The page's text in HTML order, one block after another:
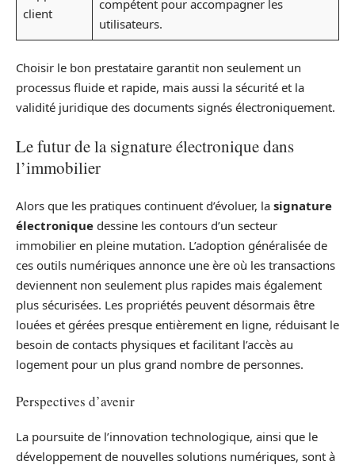
client
compétent pour accompagner les
utilisateurs.
Choisir le bon prestataire garantit non seulement un
processus fluide et rapide, mais aussi la sécurité et la
validité juridique des documents signés électroniquement.
Le futur de la signature électronique dans
l’immobilier
Alors que les pratiques continuent d’évoluer, la signature
électronique dessine les contours d’un secteur
immobilier en pleine mutation. L’adoption généralisée de
ces outils numériques annonce une ère où les transactions
deviennent non seulement plus rapides mais également
plus sécurisées. Les propriétés peuvent désormais être
louées et gérées presque entièrement en ligne, réduisant le
besoin de contacts physiques et facilitant l’accès au
logement pour un plus grand nombre de personnes.
Perspectives d’avenir
La poursuite de l’innovation technologique, ainsi que le
développement de nouvelles solutions numériques, sont à